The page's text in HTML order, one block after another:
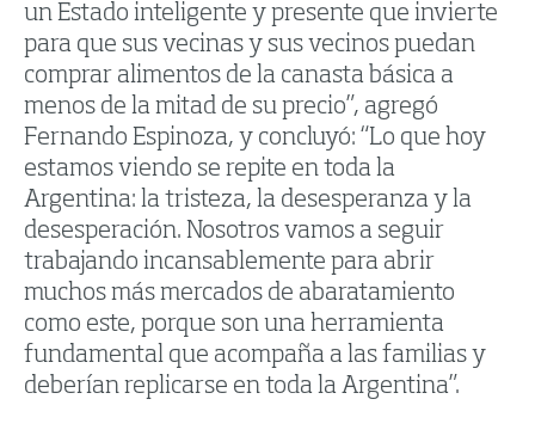
un Estado inteligente y presente que invierte
para que sus vecinas y sus vecinos puedan
comprar alimentos de la canasta básica a
menos de la mitad de su precio”, agregó
Fernando Espinoza, y concluyó: “Lo que hoy
estamos viendo se repite en toda la
Argentina: la tristeza, la desesperanza y la
desesperación. Nosotros vamos a seguir
trabajando incansablemente para abrir
muchos más mercados de abaratamiento
como este, porque son una herramienta
fundamental que acompaña a las familias y
deberían replicarse en toda la Argentina”.